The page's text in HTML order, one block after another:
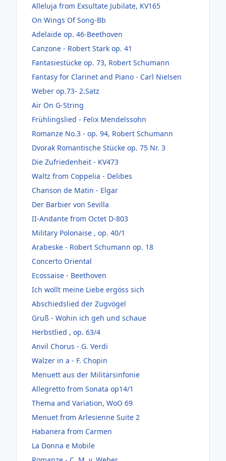
Alleluja from Exsultate Jubilate, KV165
On Wings Of Song-Bb
Adelaide op. 46-Beethoven
Canzone - Robert Stark op. 41
Fantasiestücke op. 73, Robert Schumann
Fantasy for Clarinet and Piano - Carl Nielsen
Weber op.73- 2.Satz
Air On G-String
Frühlingslied - Felix Mendelssohn
Romanze No.3 - op. 94, Robert Schumann
Dvorak Romantische Stücke op. 75 Nr. 3
Die Zufriedenheit - KV473
Waltz from Coppelia - Delibes
Chanson de Matin - Elgar
Der Barbier von Sevilla
II-Andante from Octet D-803
Military Polonaise , op. 40/1
Arabeske - Robert Schumann op. 18
Concerto Oriental
Ecossaise - Beethoven
Ich wollt meine Liebe ergöss sich
Abschiedslied der Zugvögel
Gruß - Wohin ich geh und schaue
Herbstlied , op. 63/4
Anvil Chorus - G. Verdi
Walzer in a - F. Chopin
Menuett aus der Militärsinfonie
Allegretto from Sonata op14/1
Thema and Variation, WoO 69
Menuet from Arlesienne Suite 2
Habanera from Carmen
La Donna e Mobile